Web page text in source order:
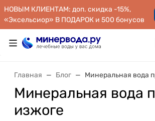
НОВЫМ КЛИЕНТАМ: доп. скидка -15%,
«Эксельсиор» В ПОДАРОК и 500 бонусов
Главная Блог Минеральная вода
Минеральная вода
изжоге